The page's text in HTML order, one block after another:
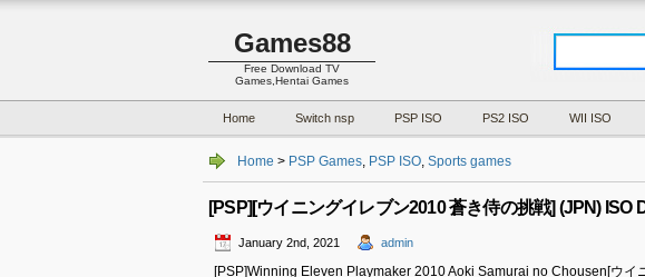
Games88
Free Download TV
Games,Hentai Games
Home Switch nsp PSP ISO PS2 ISO WII ISO
Home > PSP Games, PSP ISO, Sports games
[PSP][ウイニングイレブン2010 蒼き侍の挑戦] (JPN) ISO
January 2nd, 2021 admin
[PSP]Winning Eleven Playmaker 2010 Aoki Samurai no Chousen[ウイ